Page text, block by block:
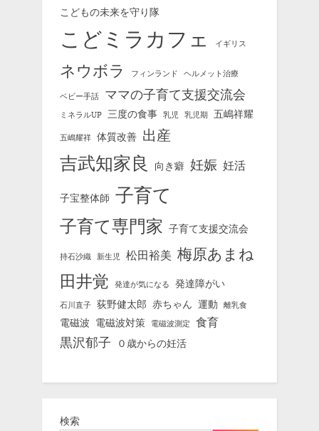
こどもの未来を守り隊
こどミラカフェ イギリス
ネウボラ フィンランド ヘルメット治療
ベビー手話 ママの子育て支援交流会
ミネラルUP 三度の食事 乳児 乳児期 五嶋祥耀
五嶋耀祥 体質改善 出産
吉武知家良 向き癖 妊娠 妊活
子宝整体師 子育て
子育て専門家 子育て支援交流会
持石沙織 新生児 松田裕美 梅原あまね
田井覚 発達が気になる 発達障がい
石川直子 荻野健太郎 赤ちゃん 運動 離乳食
電磁波 電磁波対策 電磁波測定 食育
黒沢郁子 ０歳からの妊活
検索